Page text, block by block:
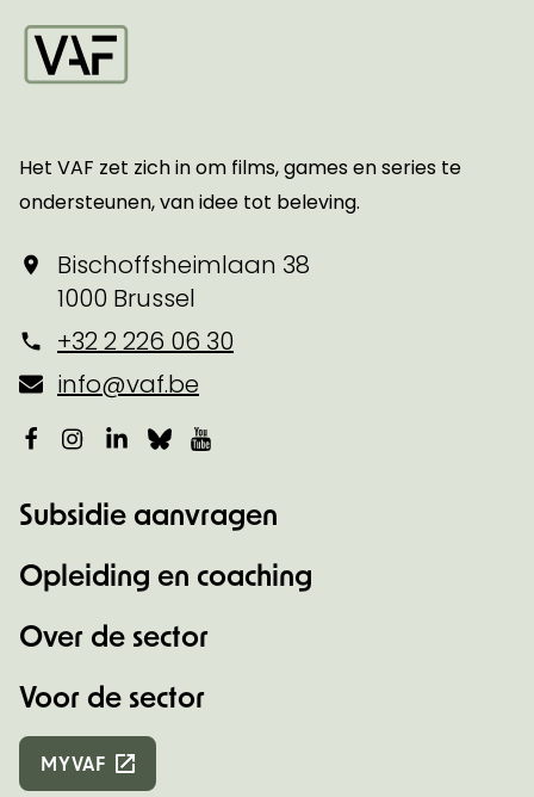
Het VAF zet zich in om films, games en series te
ondersteunen, van idee tot beleving.
Bischoffsheimlaan 38
1000 Brussel
+32 2 226 06 30
info@vaf.be
Facebook
Instagram
LinkedIn
Bluesky
Subsidie aanvragen
Opleiding en coaching
Over de sector
Voor de sector
MYVAF